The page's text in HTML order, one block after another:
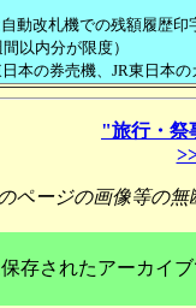
動改札機での残額履歴
以内分が限度）
本の券売機、JR東日本
"旅行・祭
ページの画像等の
存されたアーカイ